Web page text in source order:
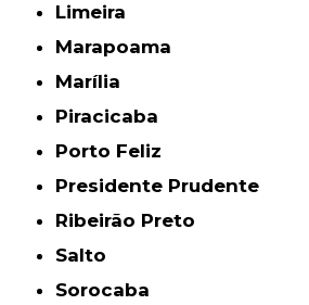
Limeira
Marapoama
Marília
Piracicaba
Porto Feliz
Presidente Prudente
Ribeirão Preto
Salto
Sorocaba